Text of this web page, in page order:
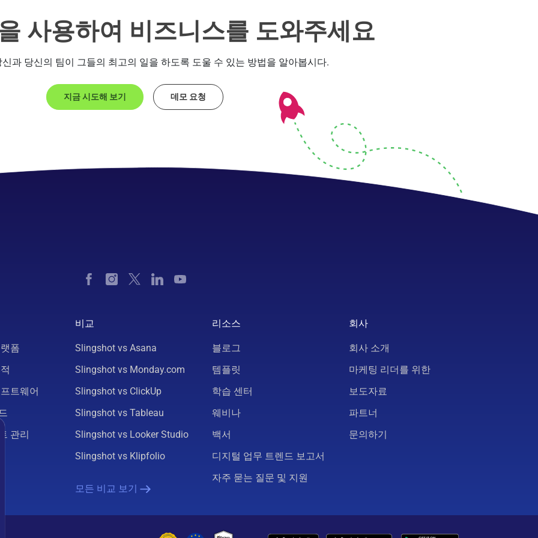
사용하여 비즈니스를 도와주세요
과 당신의 팀이 그들의 최고의 일을 하도록 도울 수 있는 방법을 알아봅시다.
지금 시도해 보기 데모 요청
폼
트웨어
관리
비교
Slingshot vs Asana
Slingshot vs Monday.com
Slingshot vs ClickUp
Slingshot vs Tableau
Slingshot vs Looker Studio
Slingshot vs Klipfolio
모든 비교 보기
리소스
블로그
템플릿
학습 센터
웨비나
백서
디지털 업무 트렌드 보고서
자주 묻는 질문 및 지원
회사
회사 소개
마케팅 리더를 위한
보도자료
파트너
문의하기